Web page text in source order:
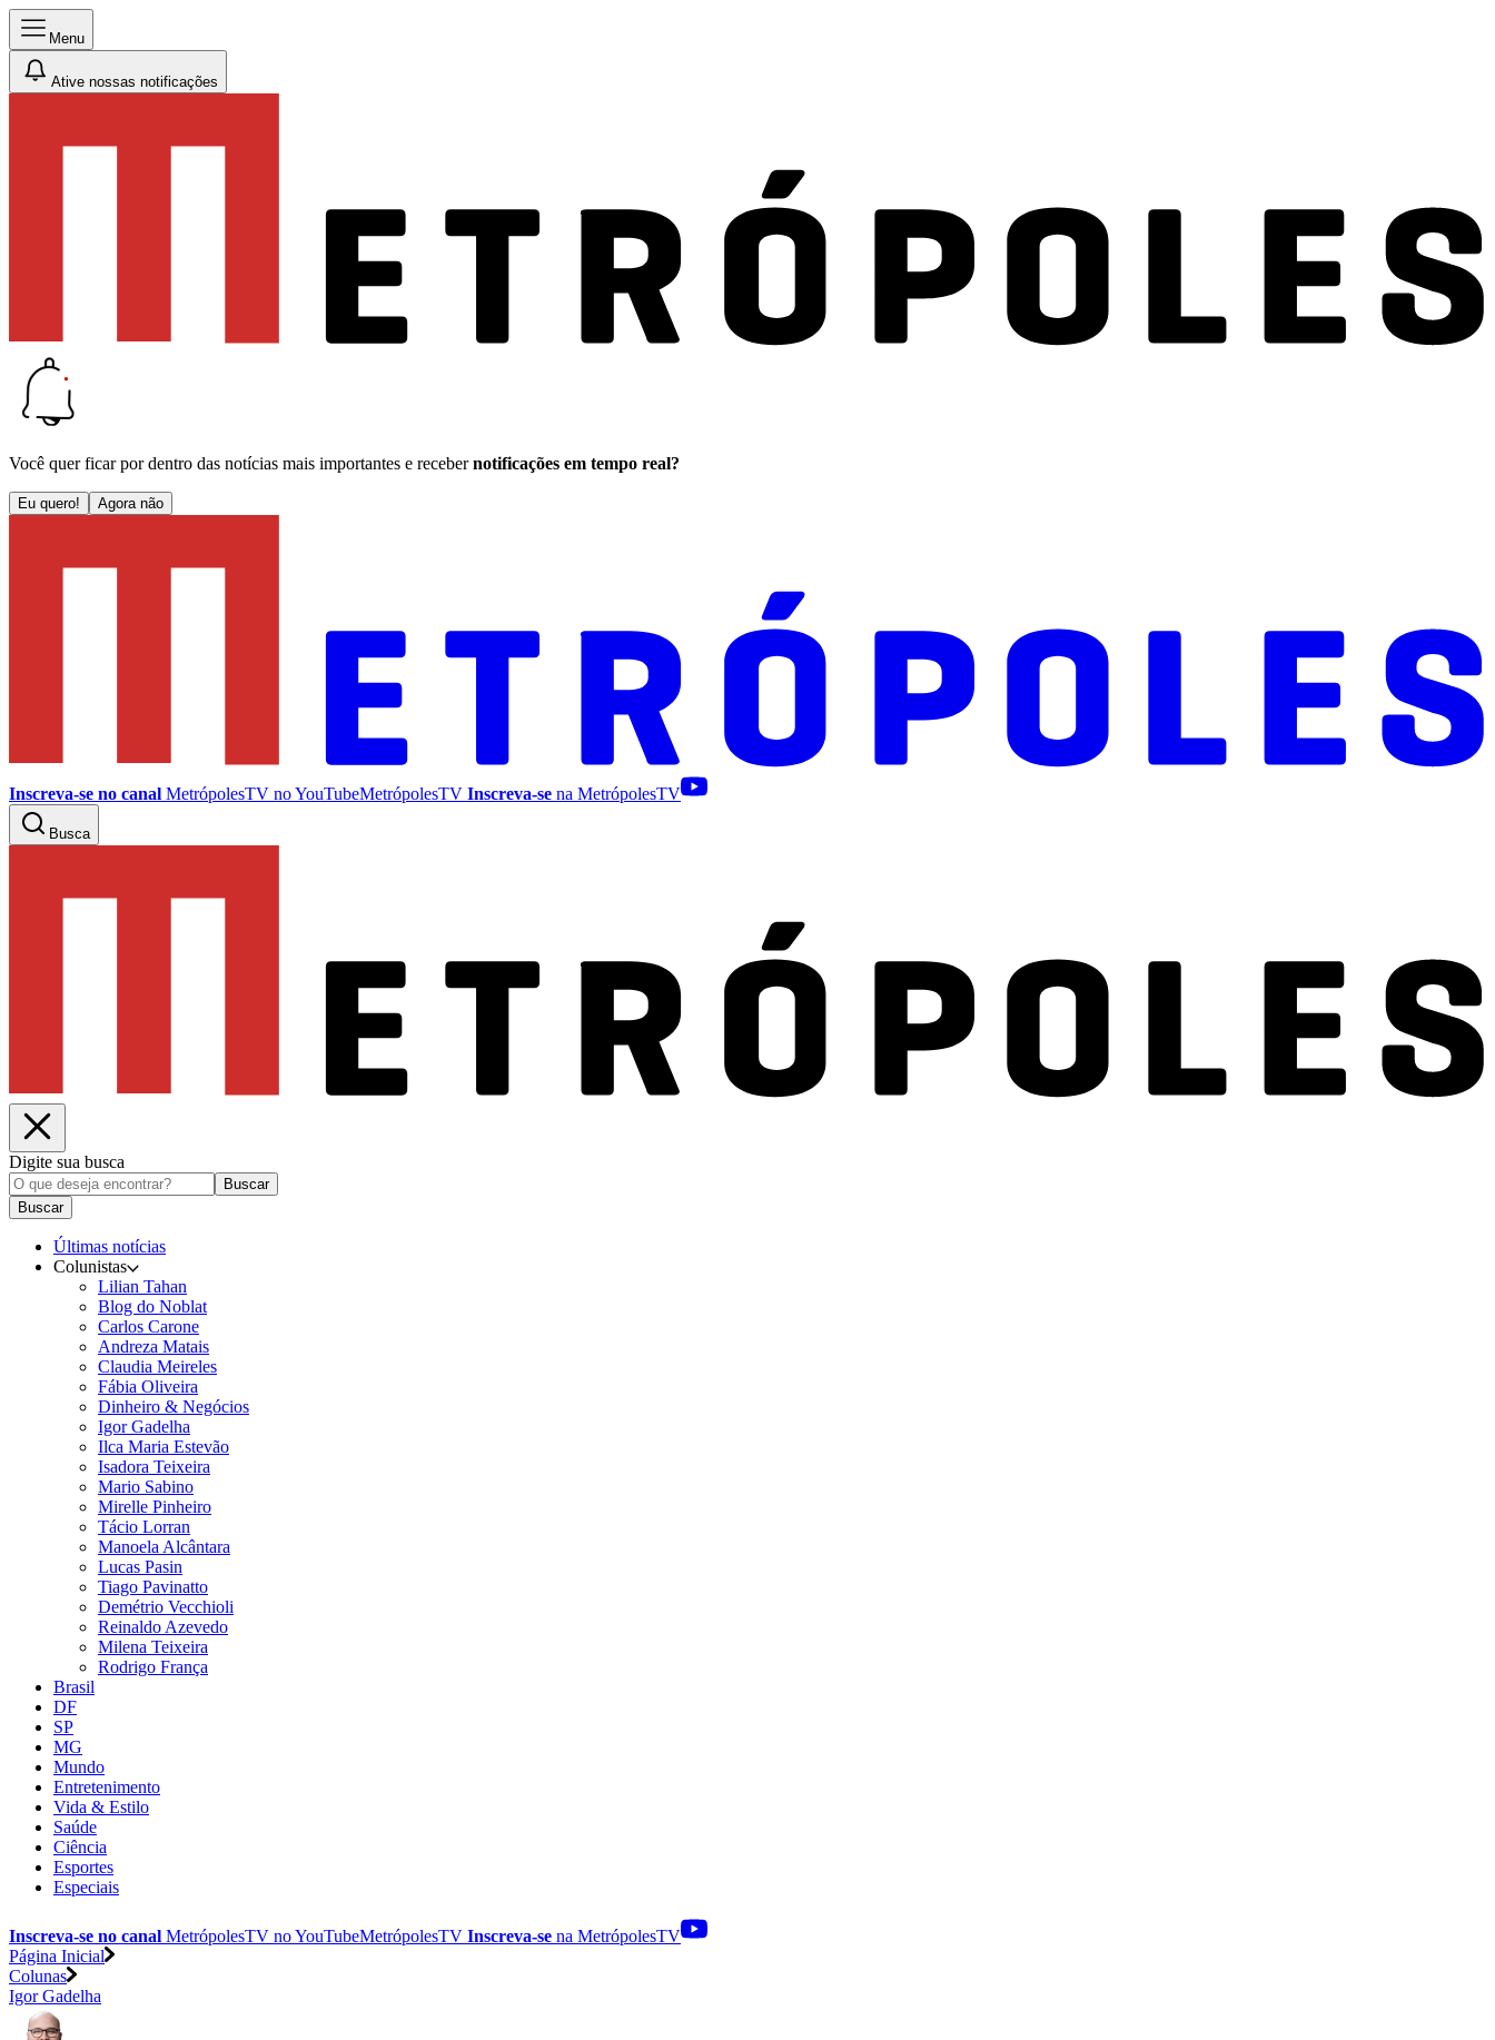
Menu
Ative nossas notificações
Você quer ficar por dentro das notícias mais importantes e receber notificações em tempo real?
Eu quero! Agora não
Inscreva-se no canal MetrópolesTV noYouTubeMetrópolesTV Inscreva-se na MetrópolesTV
Busca
Digite sua busca
Buscar
Buscar
Últimas notícias
Colunistas
Lilian Tahan
Blog do Noblat
Carlos Carone
Andreza Matais
Claudia Meireles
Fábia Oliveira
Dinheiro & Negócios
Igor Gadelha
Ilca Maria Estevão
Isadora Teixeira
Mario Sabino
Mirelle Pinheiro
Tácio Lorran
Manoela Alcântara
Lucas Pasin
Tiago Pavinatto
Demétrio Vecchioli
Reinaldo Azevedo
Milena Teixeira
Rodrigo França
Brasil
DF
SP
MG
Mundo
Entretenimento
Vida & Estilo
Saúde
Ciência
Esportes
Especiais
Inscreva-se no canal MetrópolesTV noYouTubeMetrópolesTV Inscreva-se na MetrópolesTV
Página Inicial
Colunas
Igor Gadelha